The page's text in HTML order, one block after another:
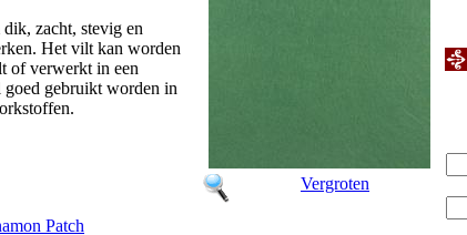
Vergroten
zacht, stevig en
Het vilt kan worden
of verwerkt in een
gebruikt worden in
Patch